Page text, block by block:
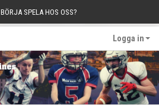
BÖRJA SPELA HOS OSS?
Logga in